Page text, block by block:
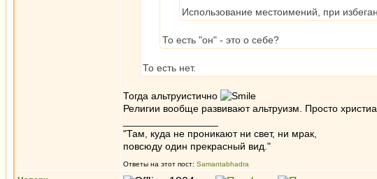
Использование местоимений, при
То есть "он" - это о себе?
То есть нет.
Тогда альтруистично
Религии вообще развивают альтруизм. Просто
"Там, куда не проникают ни свет, ни мрак,
повсюду один прекрасный вид."
Ответы на этот пост: Samantabhadra